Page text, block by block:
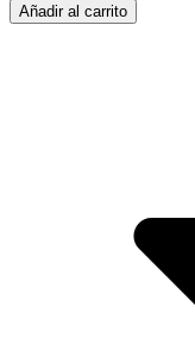
Añadir al carrito